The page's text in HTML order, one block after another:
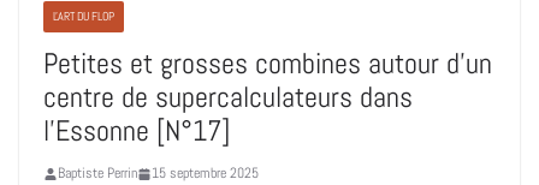
L'ART DU FLOP
Petites et grosses combines autour d’un
centre de supercalculateurs dans
l’Essonne [N°17]
Baptiste Perrin 15 septembre 2025